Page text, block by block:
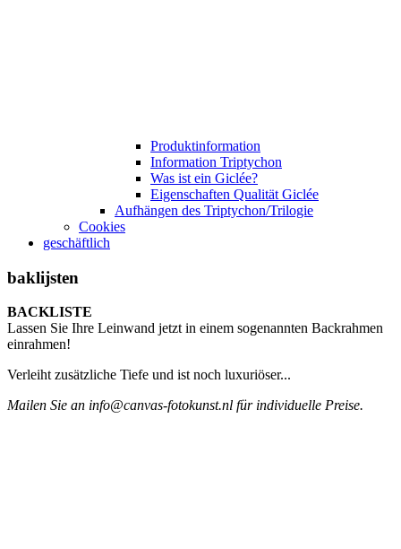
Produktinformation
Information Triptychon
Was ist ein Giclée?
Eigenschaften Qualität Giclée
Aufhängen des Triptychon/Trilogie
Cookies
geschäftlich
baklijsten
BACKLISTE
Lassen Sie Ihre Leinwand jetzt in einem sogenannten Backrahmen
einrahmen!
Verleiht zusätzliche Tiefe und ist noch luxuriöser...
Mailen Sie an info@canvas-fotokunst.nl für individuelle Preise.